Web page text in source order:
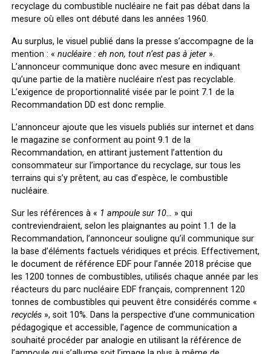
recyclage du combustible nucléaire ne fait pas débat dans la
mesure où elles ont débuté dans les années 1960.
Au surplus, le visuel publié dans la presse s’accompagne de la
mention : « nucléaire : eh non, tout n’est pas à jeter».
L’annonceur communique donc avec mesure en indiquant
qu’une partie de la matière nucléaire n’est pas recyclable.
L’exigence de proportionnalité visée par le point 7.1 de la
Recommandation DD est donc remplie.
L’annonceur ajoute que les visuels publiés sur internet et dans
le magazine se conforment au point 9.1 de la
Recommandation, en attirant justement l’attention du
consommateur sur l’importance du recyclage, sur tous les
terrains qui s’y prêtent, au cas d’espèce, le combustible
nucléaire.
Sur les références à « 1 ampoule sur 10… » qui
contreviendraient, selon les plaignantes au point 1.1 de la
Recommandation, l’annonceur souligne qu’il communique sur
la base d’éléments factuels véridiques et précis. Effectivement,
le document de référence EDF pour l’année 2018 précise que
les 1200 tonnes de combustibles, utilisés chaque année par les
réacteurs du parc nucléaire EDF français, comprennent 120
tonnes de combustibles qui peuvent être considérés comme «
recyclés», soit 10%. Dans la perspective d’une communication
pédagogique et accessible, l’agence de communication a
souhaité procéder par analogie en utilisant la référence de